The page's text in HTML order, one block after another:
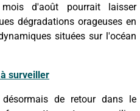
d'août pourrait laisser
dégradations orageuses en
situées sur l'océan
surveiller
de retour dans le